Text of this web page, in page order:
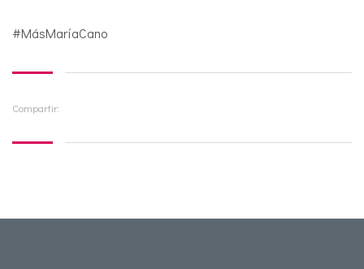
#MásMaríaCano
Compartir: